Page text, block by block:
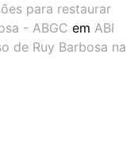
para restaurar
- ABGC em ABI
de Ruy Barbosa na